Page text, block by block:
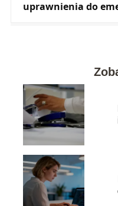
uprawnienia do